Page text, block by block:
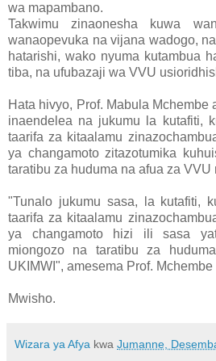
wa mapambano.
Takwimu zinaonesha kuwa
wanaopevuka na vijana wadogo,
hatarishi, wako nyuma kutambua
tiba, na ufubazaji wa VVU
Hata hivyo, Prof. Mabula Mchembe
inaendelea na jukumu la kutafiti,
taarifa za kitaalamu
ya changamoto zitazotumika
taratibu za huduma na afua za VVU
"Tunalo jukumu sasa, la kutafiti,
taarifa za kitaalamu
ya changamoto hizi ili sasa
miongozo na taratibu za
UKIMWI", amesema Prof. Mchembe
Mwisho.
Wizara ya Afya kwa Jumanne,